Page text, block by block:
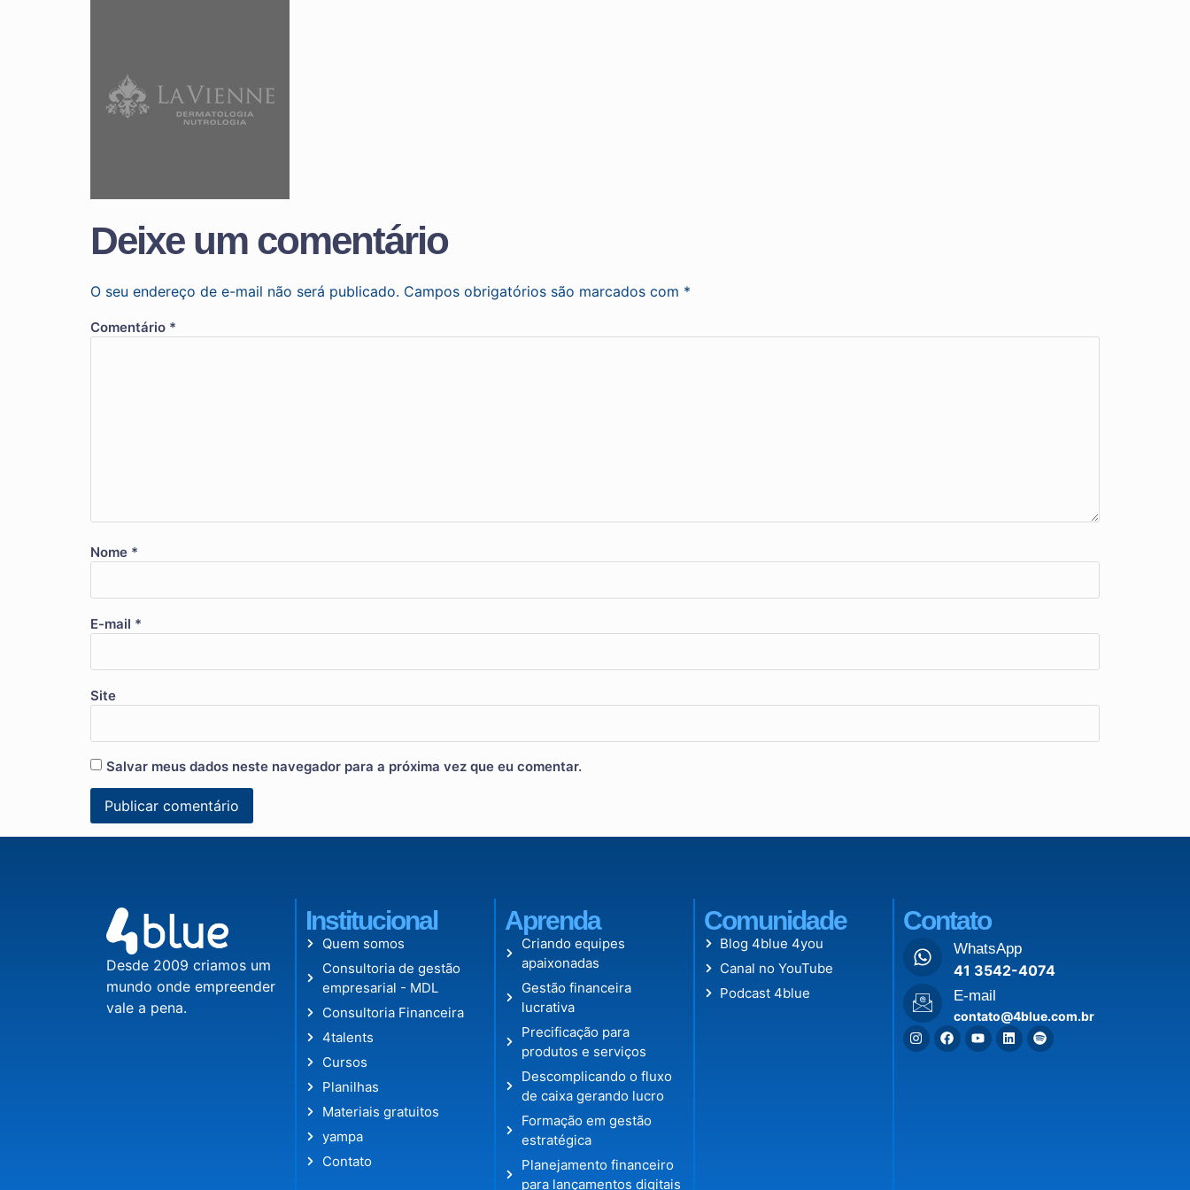
Deixe um comentário
O seu endereço de e-mail não será publicado. Campos obrigatórios são marcados com *
Comentário *
Nome *
E-mail *
Site
Salvar meus dados neste navegador para a próxima vez que eu comentar.
Desde 2009 criamos um
mundo onde empreender
vale a pena.
Institucional
Quem somos
Consultoria de gestão
empresarial - MDL
Consultoria Financeira
4talents
Cursos
Planilhas
Materiais gratuitos
yampa
Contato
Aprenda
Criando equipes
apaixonadas
Gestão financeira
lucrativa
Precificação para
produtos e serviços
Descomplicando o fluxo
de caixa gerando lucro
Formação em gestão
estratégica
Planejamento financeiro
para lançamentos digitais
Comunidade
Blog 4blue 4you
Canal no YouTube
Podcast 4blue
Contato
WhatsApp
41 3542-4074
E-mail
contato@4blue.com.br